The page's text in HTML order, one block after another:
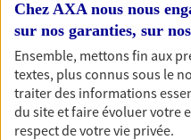
Nos offres
Épargne
Chez AXA nous nous
sur nos garanties, sur nos
Ensemble, mettons fin aux
textes, plus connus sous le
traiter des informations
du site et faire évoluer votre
respect de votre vie privée.